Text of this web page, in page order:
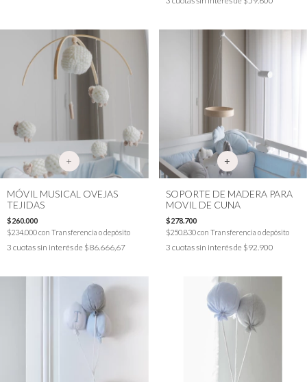
+
MÓVIL MUSICAL OVEJAS
TEJIDAS
$260.000
$234.000con Transferencia o depósito
3 cuotas sin interés de $86.666,67
SOPORTE DE MADERA PARA
MOVIL DE CUNA
$278.700
$250.830con Transferencia o depósito
3 cuotas sin interés de $92.900